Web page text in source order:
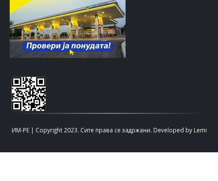
ИМ-РЕ | Copyright 2023. Сите права се задржани. Developed by Lemi